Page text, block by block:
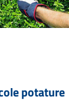
potature